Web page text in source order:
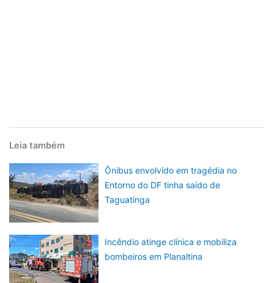
Leia também
Ônibus envolvido em tragédia no
Entorno do DF tinha saído de
Taguatinga
Incêndio atinge clínica e mobiliza
bombeiros em Planaltina